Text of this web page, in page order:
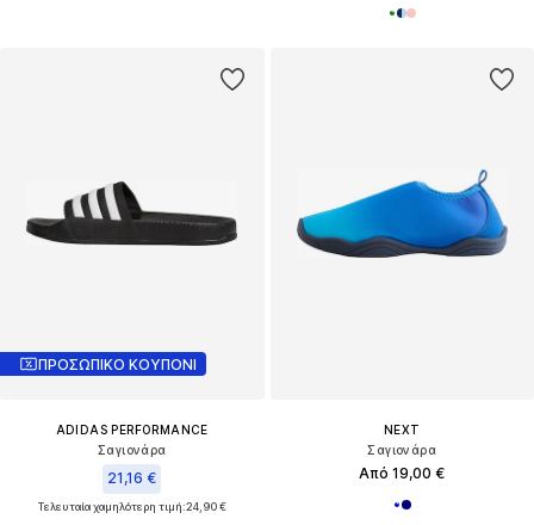
ΠΡΟΣΩΠΙΚΟ ΚΟΥΠΟΝΙ
ADIDAS PERFORMANCE
Σαγιονάρα
21,16 €
Τελευταία χαμηλότερη τιμή:24,90 €
NEXT
Σαγιονάρα
Από 19,00 €